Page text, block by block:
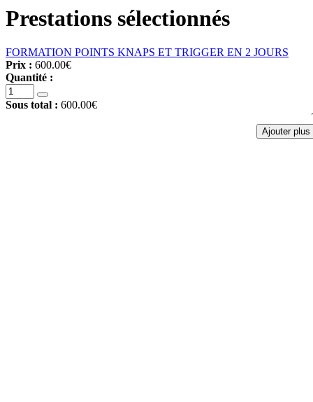
Prestations sélectionnés
FORMATION POINTS KNAPS ET TRIGGER EN 2 JOURS
Prix : 600.00€
Quantité :
Sous total : 600.00€
Ajouter plus